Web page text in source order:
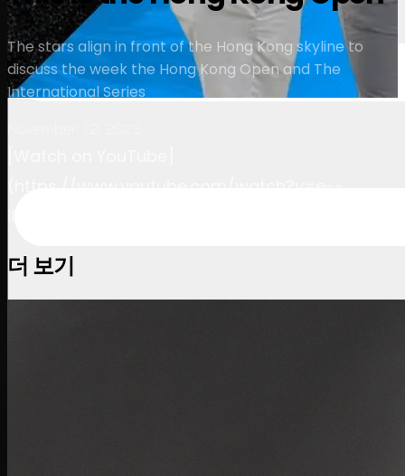
The stars align in front of the Hong Kong skyline to
discuss the week the Hong Kong Open and The
International Series
더 보기